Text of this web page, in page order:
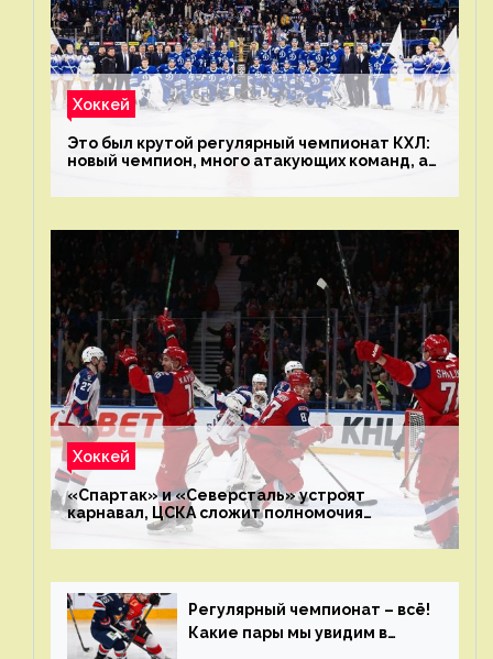
Хоккей
Это был крутой регулярный чемпионат КХЛ:
новый чемпион, много атакующих команд, а
Хоккей
«Спартак» и «Северсталь» устроят
карнавал, ЦСКА сложит полномочия
чемпиона. Превью первого раунда плей-офф
на Западе
Регулярный чемпионат – всё!
Какие пары мы увидим в